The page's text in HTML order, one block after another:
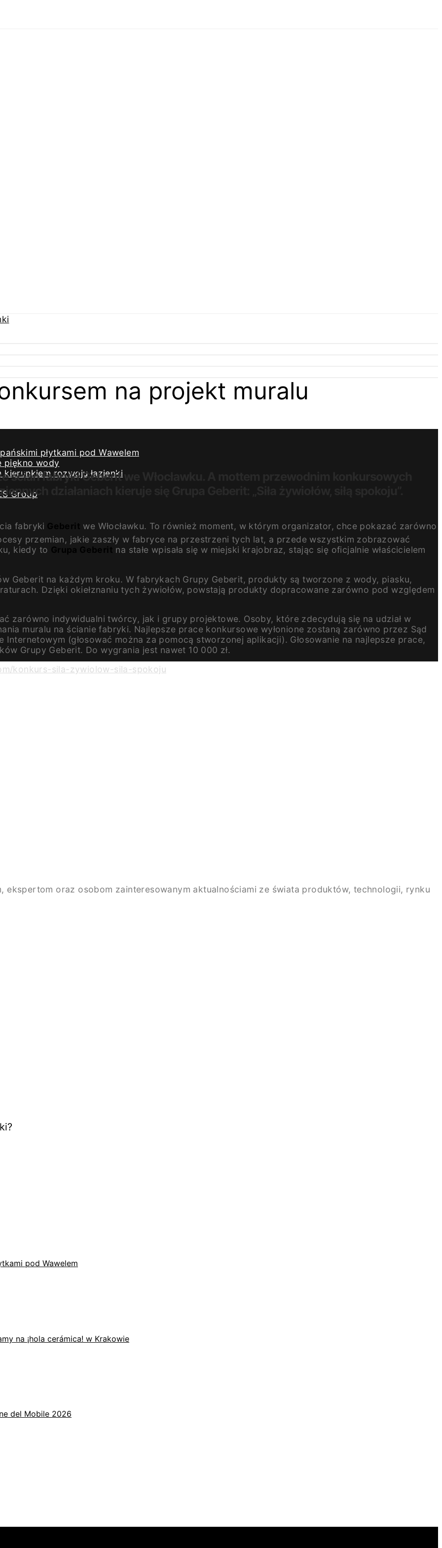
płytkami pod Wawelem
piękno wody
rozwoju łazienki
Group
na projekt muralu
ścian fabryki Geberit we Włocławku. A mottem przewodnim konkursowych
działaniach kieruje się Grupa Geberit: „Siła żywiołów, siłą spokoju”.
fabryki
we Włocławku. To również moment, w którym organizator, chce pokazać zarówno
przemian, jakie zaszły w fabryce na przestrzeni tych lat, a przede wszystkim zobrazować
kiedy to
na stałe wpisała się w miejski krajobraz, stając się oficjalnie właścicielem
Geberit na każdym kroku. W fabrykach Grupy Geberit, produkty są tworzone z wody, piasku,
Dzięki okiełznaniu tych żywiołów, powstają produkty dopracowane zarówno pod względem
zarówno indywidualni twórcy, jak i grupy projektowe. Osoby, które zdecydują się na udział w
muralu na ścianie fabryki. Najlepsze prace konkursowe wyłonione zostaną zarówno przez Sąd
(głosować można za pomocą stworzonej aplikacji). Głosowanie na najlepsze prace,
Grupy Geberit. Do wygrania jest nawet 10 000 zł.
konkurs-sila-zywiolow-sila-spokoju
ekspertom oraz osobom zainteresowanym aktualnościami ze świata produktów, technologii, rynku
pod Wawelem
na ¡hola cerámica! w Krakowie
del Mobile 2026